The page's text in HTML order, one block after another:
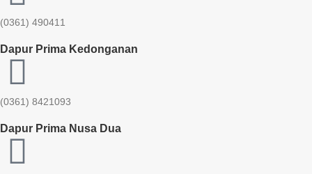
(0361) 490411​
Dapur Prima Kedonganan
(0361) 8421093
Dapur Prima Nusa Dua